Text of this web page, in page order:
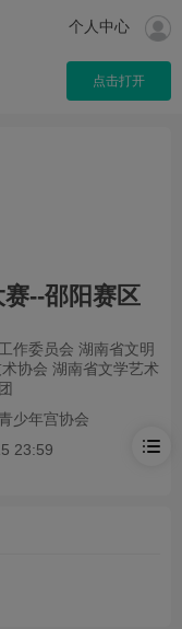
个人中心
点击打开
--邵阳赛区
作委员会 湖南省文明
协会 湖南省文学艺术
少年宫协会
23:59